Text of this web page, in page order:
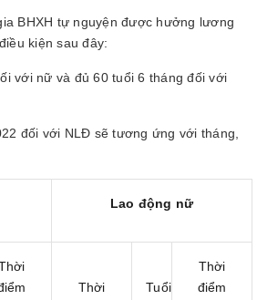
BHXH tự nguyện được hưởng lương
kiện sau đây:
với nữ và đủ 60 tuổi 6 tháng đối với
đối với NLĐ sẽ tương ứng với tháng,
Lao động nữ
Thời
Tuổi
Thời
điểm